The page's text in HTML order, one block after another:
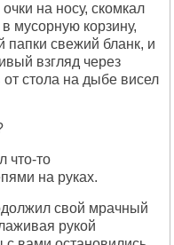
на носу, скомкал
мусорную корзину,
папки свежий бланк, и
взгляд через
стола на дыбе висел
что-то
на руках.
свой мрачный
рукой